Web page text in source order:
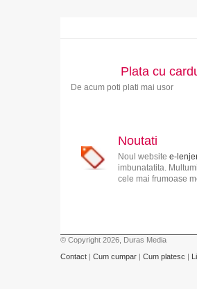
Plata cu
De acum poti plati mai usor
Noutati
Noul website e-
imbunatatita.
cele mai frumoase
© Copyright 2026, Duras Media
Contact | Cum cumpar | Cum platesc |